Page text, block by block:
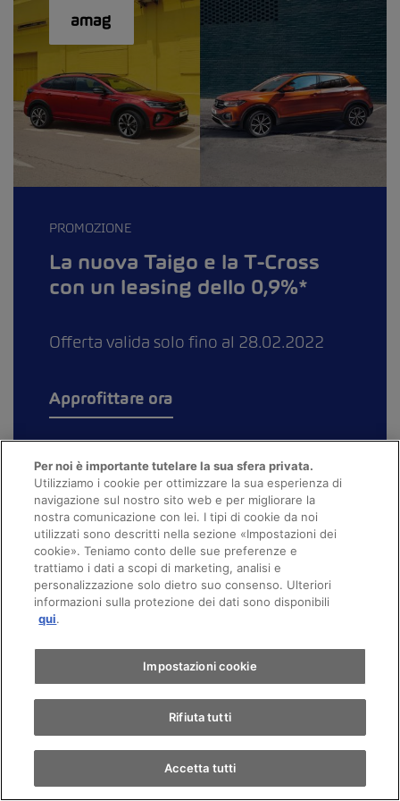
PROMOZIONE
La nuova Taigo e la T-Cross
con un leasing dello 0,9%*
Offerta valida solo fino al 28.02.2022
Approfittare ora
Per noi è importante tutelare la sua sfera privata.
Utilizziamo i cookie per ottimizzare la sua esperienza di
navigazione sul nostro sito web e per migliorare la
nostra comunicazione con lei. I tipi di cookie da noi
utilizzati sono descritti nella sezione «Impostazioni dei
cookie». Teniamo conto delle sue preferenze e
trattiamo i dati a scopi di marketing, analisi e
personalizzazione solo dietro suo consenso. Ulteriori
informazioni sulla protezione dei dati sono disponibili
qui.
Impostazioni cookie
Rifiuta tutti
Accetta tutti